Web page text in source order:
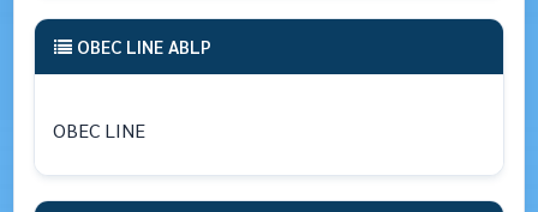
OBEC LINE ABLP
OBEC LINE